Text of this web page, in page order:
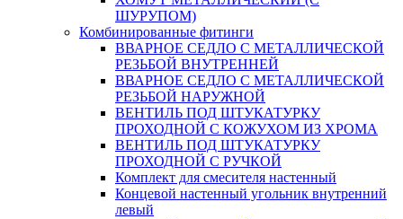
ШУРУПОМ)
Комбинированные фитинги
ВВАРНОЕ СЕДЛО С МЕТАЛЛИЧЕСКОЙ
РЕЗЬБОЙ ВНУТРЕННЕЙ
ВВАРНОЕ СЕДЛО С МЕТАЛЛИЧЕСКОЙ
РЕЗЬБОЙ НАРУЖНОЙ
ВЕНТИЛЬ ПОД ШТУКАТУРКУ
ПРОХОДНОЙ С КОЖУХОМ ИЗ ХРОМА
ВЕНТИЛЬ ПОД ШТУКАТУРКУ
ПРОХОДНОЙ С РУЧКОЙ
Комплект для смесителя настенный
Концевой настенный угольник внутренний
левый